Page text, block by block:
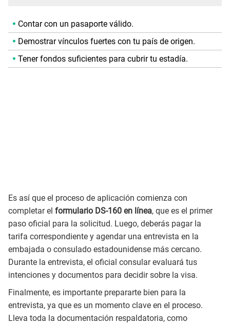
Contar con un pasaporte válido.
Demostrar vínculos fuertes con tu país de origen.
Tener fondos suficientes para cubrir tu estadía.
Es así que el proceso de aplicación comienza con
completar el formulario DS-160 en línea, que es el primer
paso oficial para la solicitud. Luego, deberás pagar la
tarifa correspondiente y agendar una entrevista en la
embajada o consulado estadounidense más cercano.
Durante la entrevista, el oficial consular evaluará tus
intenciones y documentos para decidir sobre la visa.
Finalmente, es importante prepararte bien para la
entrevista, ya que es un momento clave en el proceso.
Lleva toda la documentación respaldatoria, como